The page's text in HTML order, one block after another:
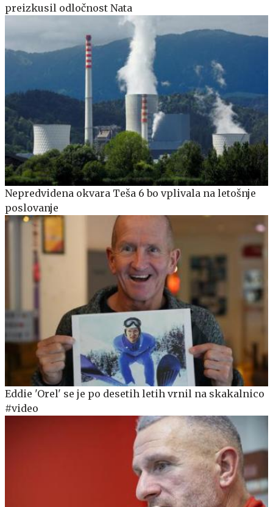
preizkusil odločnost Nata
Nepredvidena okvara Teša 6 bo vplivala na letošnje
poslovanje
Eddie 'Orel' se je po desetih letih vrnil na skakalnico
#video